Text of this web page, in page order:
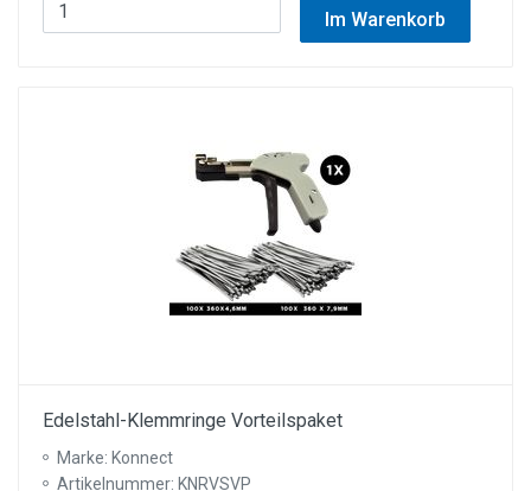
Im Warenkorb
Edelstahl-Klemmringe Vorteilspaket
Marke: Konnect
Artikelnummer: KNRVSVP